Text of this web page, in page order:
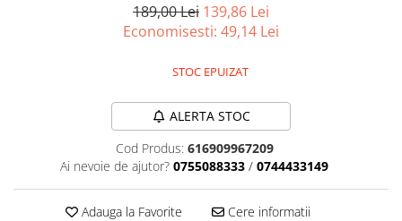
Deck Boxes/Cutii pentru carti
Carti de joc
189,00 Lei 139,86 Lei
Economisesti: 49,14 Lei
STOC EPUIZAT
ALERTA STOC
Cod Produs: 616909967209
Ai nevoie de ajutor? 0755088333 / 0744433149
Adauga la Favorite Cere informatii